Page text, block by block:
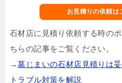
お見積りの依頼は
石材店に見積り依頼する時の
ちらの記事をご覧ください。
→墓じまいの石材店見積りは
トラブル対策を解説